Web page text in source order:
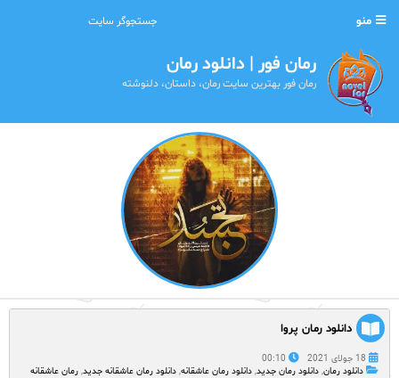
منو
رمان فور | دانلود رمان
رمان فور بهترین سایت رمان، داستان، دلنوشته
دانلود رمان پروا
18 جولای 2021
00:10
دانلود رمان, دانلود رمان جدید, دانلود رمان عاشقانه, دانلود رمان عاشقانه جدید, رمان عاشقانه